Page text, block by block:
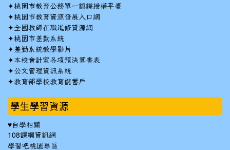
✦桃園市教育公務單一認證授權平臺
✦桃園市教育資源發展入口網
✦全國教師在職進修資源網
✦桃園市差勤系統
✦ 差勤系統教學影片
✦本校會計室各項預決算書表
✦公文管理資訊系統
✦教育部學校教育儲蓄戶
學生學習資源
♥自學相關
108課綱資訊網
學習吧桃園專區